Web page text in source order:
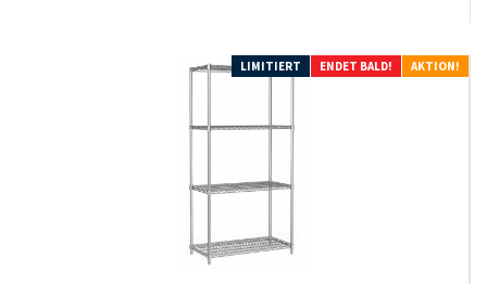
LIMITIERT ENDET BALD! AKTION!